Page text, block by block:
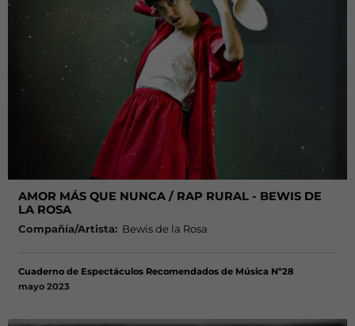
AMOR MÁS QUE NUNCA / RAP RURAL - BEWIS DE
LA ROSA
Compañía/Artista: Bewis de la Rosa
Cuaderno de Espectáculos Recomendados de Música Nº28
mayo 2023